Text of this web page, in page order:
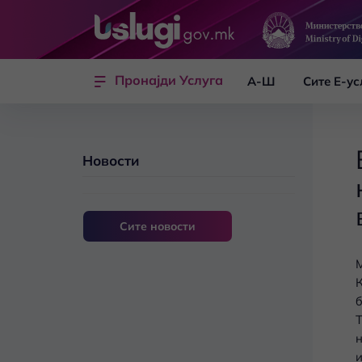
Пронајди Услуга А-Ш Сите Е-
Новости
Сите новости